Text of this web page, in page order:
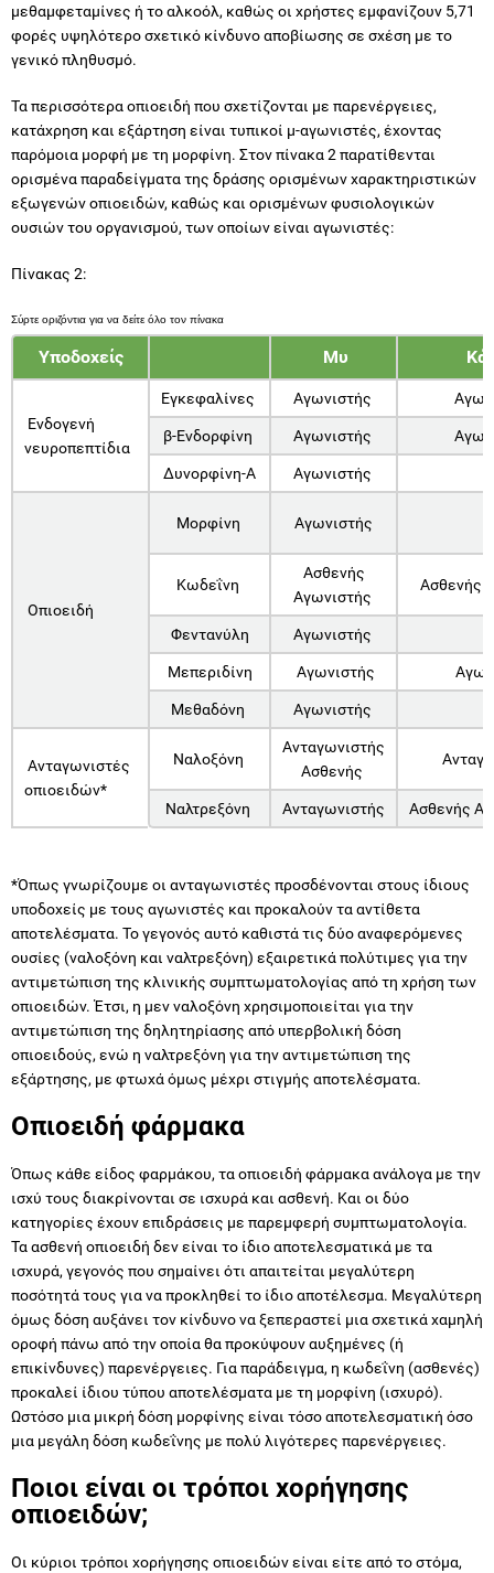
μεθαμφεταμίνες ή το αλκοόλ, καθώς οι χρήστες εμφανίζουν 5,71
φορές υψηλότερο σχετικό κίνδυνο αποβίωσης σε σχέση με το
γενικό πληθυσμό.
Τα περισσότερα οπιοειδή που σχετίζονται με παρενέργειες,
κατάχρηση και εξάρτηση είναι τυπικοί μ-αγωνιστές, έχοντας
παρόμοια μορφή με τη μορφίνη. Στον πίνακα 2 παρατίθενται
ορισμένα παραδείγματα της δράσης ορισμένων χαρακτηριστικών
εξωγενών οπιοειδών, καθώς και ορισμένων φυσιολογικών
ουσιών του οργανισμού, των οποίων είναι αγωνιστές:
Πίνακας 2:
Υποδοχείς Μυ
Ενδογενή
νευροπεπτίδια
Εγκεφαλίνες Αγωνιστής
β-Ενδορφίνη Αγωνιστής
Δυνορφίνη-Α Αγωνιστής
Οπιοειδή
Μορφίνη Αγωνιστής
Κωδεΐνη
Ασθενής
Αγωνιστής
Ασθενής
Φεντανύλη Αγωνιστής
Μεπεριδίνη Αγωνιστής
Μεθαδόνη Αγωνιστής
Ανταγωνιστές
οπιοειδών*
Ναλοξόνη
Ανταγωνιστής
Ασθενής
Ναλτρεξόνη Ανταγωνιστής Ασθενής
*Όπως γνωρίζουμε οι ανταγωνιστές προσδένονται στους ίδιους
υποδοχείς με τους αγωνιστές και προκαλούν τα αντίθετα
αποτελέσματα. Το γεγονός αυτό καθιστά τις δύο αναφερόμενες
ουσίες (ναλοξόνη και ναλτρεξόνη) εξαιρετικά πολύτιμες για την
αντιμετώπιση της κλινικής συμπτωματολογίας από τη χρήση των
οπιοειδών. Έτσι, η μεν ναλοξόνη χρησιμοποιείται για την
αντιμετώπιση της δηλητηρίασης από υπερβολική δόση
οπιοειδούς, ενώ η ναλτρεξόνη για την αντιμετώπιση της
εξάρτησης, με φτωχά όμως μέχρι στιγμής αποτελέσματα.
Οπιοειδή φάρμακα
Όπως κάθε είδος φαρμάκου, τα οπιοειδή φάρμακα ανάλογα με την
ισχύ τους διακρίνονται σε ισχυρά και ασθενή. Και οι δύο
κατηγορίες έχουν επιδράσεις με παρεμφερή συμπτωματολογία.
Τα ασθενή οπιοειδή δεν είναι το ίδιο αποτελεσματικά με τα
ισχυρά, γεγονός που σημαίνει ότι απαιτείται μεγαλύτερη
ποσότητά τους για να προκληθεί το ίδιο αποτέλεσμα. Μεγαλύτερη
όμως δόση αυξάνει τον κίνδυνο να ξεπεραστεί μια σχετικά χαμηλή
οροφή πάνω από την οποία θα προκύψουν αυξημένες (ή
επικίνδυνες) παρενέργειες. Για παράδειγμα, η κωδεΐνη (ασθενές)
προκαλεί ίδιου τύπου αποτελέσματα με τη μορφίνη (ισχυρό).
Ωστόσο μια μικρή δόση μορφίνης είναι τόσο αποτελεσματική όσο
μια μεγάλη δόση κωδεΐνης με πολύ λιγότερες παρενέργειες.
Ποιοι είναι οι τρόποι χορήγησης
οπιοειδών;
Οι κύριοι τρόποι χορήγησης οπιοειδών είναι είτε από το στόμα,